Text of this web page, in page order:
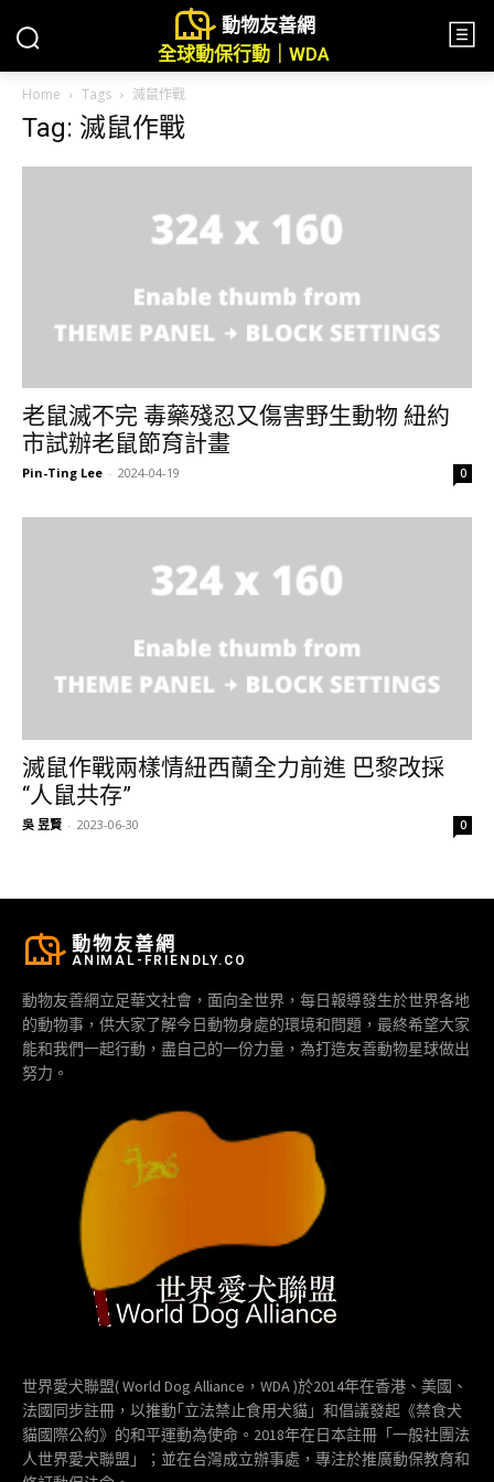
動物友善網
全球動保行動｜WDA
Home Tags 滅鼠作戰
Tag: 滅鼠作戰
老鼠滅不完 毒藥殘忍又傷害野生動物 紐約
市試辦老鼠節育計畫
Pin-Ting Lee - 2024-04-19 0
滅鼠作戰兩樣情紐西蘭全力前進 巴黎改採
“人鼠共存”
吳 昱賢 - 2023-06-30 0
動物友善網
ANIMAL-FRIENDLY.CO
動物友善網立足華文社會，面向全世界，每日報導發生於世界各地
的動物事，供大家了解今日動物身處的環境和問題，最終希望大家
能和我們一起行動，盡自己的一份力量，為打造友善動物星球做出
努力。
世界愛犬聯盟( World Dog Alliance，WDA )於2014年在香港、美國、
法國同步註冊，以推動｢立法禁止食用犬貓」和倡議發起《禁食犬
貓國際公約》的和平運動為使命。2018年在日本註冊「一般社團法
人世界愛犬聯盟」；並在台灣成立辦事處，專注於推廣動保教育和